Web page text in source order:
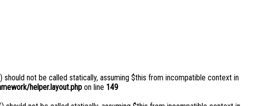
not be called statically, assuming $this from incompatible context in
helper.layout.php on line 149